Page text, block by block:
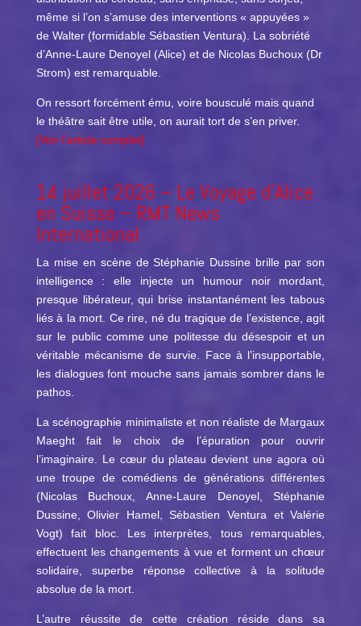
même si l’on s’amuse des interventions « appuyées »
de Walter (formidable Sébastien Ventura). La sobriété
d’Anne-Laure Denoyel (Alice) et de Nicolas Buchoux (Dr
Strom) est remarquable.
On ressort forcément ému, voire bousculé mais quand
le théâtre sait être utile, on aurait tort de s’en priver.
[Voir l’article complet]
14 juillet 2026 – Le Voyage d’Alice
en Suisse – RMT News
International
La mise en scène de Stéphanie Dussine brille par son
intelligence : elle injecte un humour noir mordant,
presque libérateur, qui brise instantanément les tabous
liés à la mort. Ce rire, né du tragique de l’existence, agit
sur le public comme une politesse du désespoir et un
véritable mécanisme de survie. Face à l’insupportable,
les dialogues font mouche sans jamais sombrer dans le
pathos.
La scénographie minimaliste et non réaliste de Margaux
Maeght fait le choix de l’épuration pour ouvrir
l’imaginaire. Le cœur du plateau devient une agora où
une troupe de comédiens de générations différentes
(Nicolas Buchoux, Anne-Laure Denoyel, Stéphanie
Dussine, Olivier Hamel, Sébastien Ventura et Valérie
Vogt) fait bloc. Les interprètes, tous remarquables,
effectuent les changements à vue et forment un chœur
solidaire, superbe réponse collective à la solitude
absolue de la mort.
L’autre réussite de cette création réside dans sa